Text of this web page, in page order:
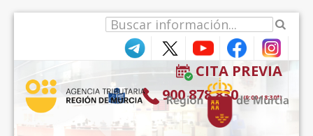
CITA PREVIA
900 878 830 (9:00-18:30*)